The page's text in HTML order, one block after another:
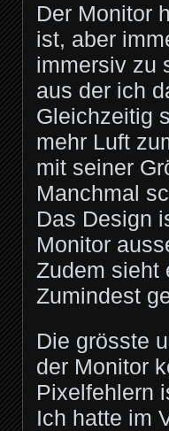
Der Monitor
ist, aber
immersiv zu
aus der ich
Gleichzeitig
mehr Luft
mit seiner
Manchmal
Das Design
Monitor
Zudem sieht
Zumindest
Die grösste
der Monitor
Pixelfehlern
Ich hatte im